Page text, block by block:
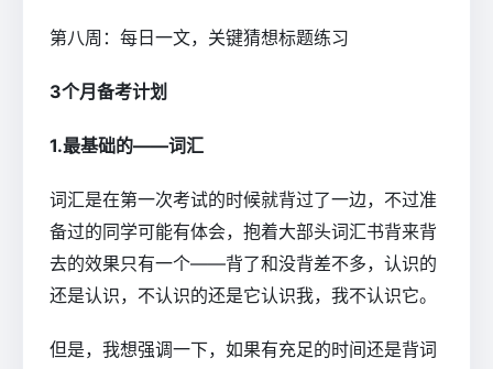
第八周：每日一文，关键猜想标题练习
3个月备考计划
1.最基础的――词汇
词汇是在第一次考试的时候就背过了一边，不过准
备过的同学可能有体会，抱着大部头词汇书背来背
去的效果只有一个――背了和没背差不多，认识的
还是认识，不认识的还是它认识我，我不认识它。
但是，我想强调一下，如果有充足的时间还是背词